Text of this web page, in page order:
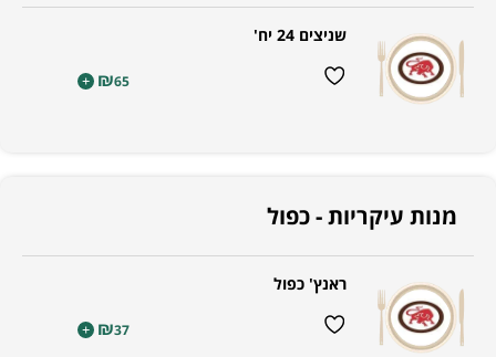
שניצים 24 יח'
₪65
+
מנות עיקריות - כפול
ראנץ' כפול
₪37
+